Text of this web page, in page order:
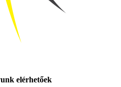
elérhetőek